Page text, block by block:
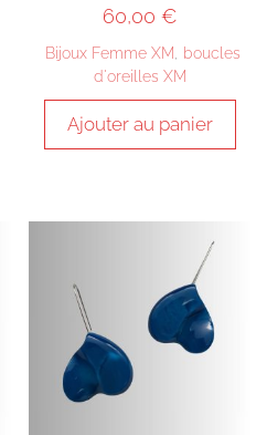
60,00 €
Bijoux Femme XM
boucles
d'oreilles XM
Ajouter au panier